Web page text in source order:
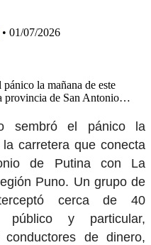
• 01/07/2026
la mañana de este
provincia de San Antonio…
sembró el pánico la
carretera que conecta
de Putina con La
Puno. Un grupo de
cerca de 40
público y particular,
de dinero,